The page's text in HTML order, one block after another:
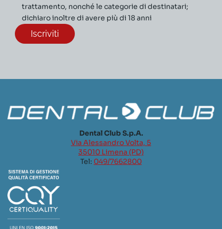
trattamento, nonché le categorie di destinatari;
dichiaro inoltre di avere più di 18 anni
Dental Club S.p.A.
Via Alessandro Volta, 5
35010 Limena (PD)
Tel: 049/7662800